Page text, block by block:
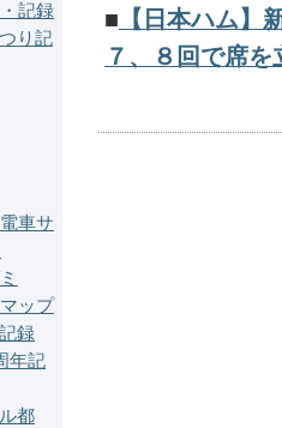
■ 【日本ハム】
７、８回で席
記録
り記
車サ
ップ
録
年記
都